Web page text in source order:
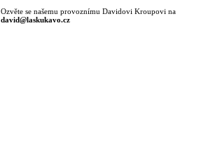
Ozvěte se našemu provoznímu Davidovi Kroupovi na
david@laskukavo.cz